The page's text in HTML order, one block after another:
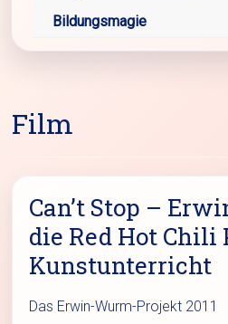
Bildungsmagie
Film
Can’t Stop –
die Red Hot Chili
Kunstunterricht
Das Erwin-Wurm-Projekt 2011